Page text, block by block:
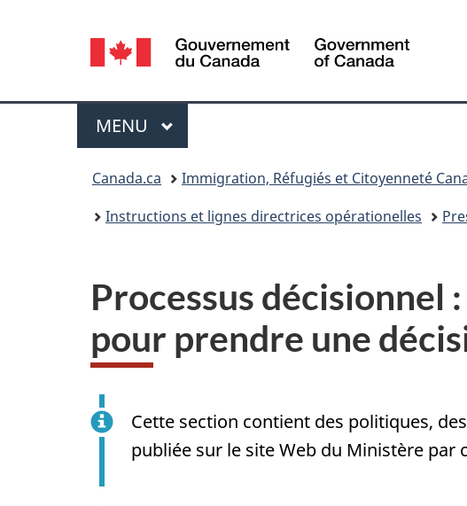
Sélection
de
la
langue
Canada
Menu
MENU PRINCIPAL
Canada.ca Immigration, Réfugiés et Citoyenneté
Instructions et lignes directrices opérationelles
Processus décisionnel
pour prendre une
Cette section contient des politiques,
publiée sur le site Web du Ministère